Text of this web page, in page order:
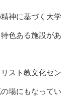
神に基づく大学
色ある施設があ
スト教文化セン
場にもなってい